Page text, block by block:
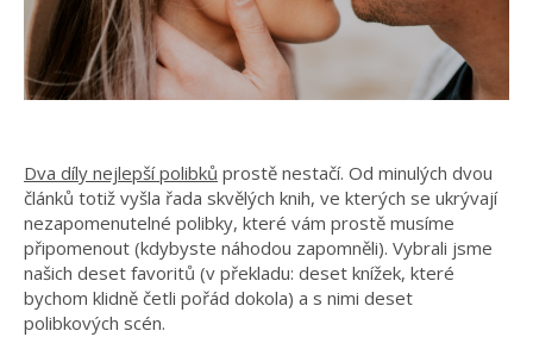
Dva díly nejlepší polibků prostě nestačí. Od minulých dvou
článků totiž vyšla řada skvělých knih, ve kterých se ukrývají
nezapomenutelné polibky, které vám prostě musíme
připomenout (kdybyste náhodou zapomněli). Vybrali jsme
našich deset favoritů (v překladu: deset knížek, které
bychom klidně četli pořád dokola) a s nimi deset
polibkových scén.